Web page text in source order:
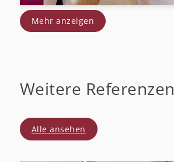
Mehr anzeigen
Weitere Referenzen
Alle ansehen